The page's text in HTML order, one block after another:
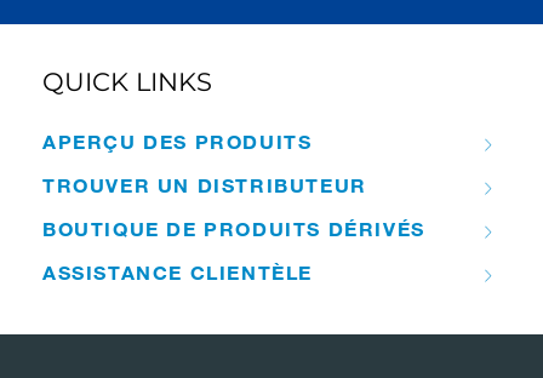
QUICK LINKS
APERÇU DES PRODUITS
TROUVER UN DISTRIBUTEUR
BOUTIQUE DE PRODUITS DÉRIVÉS
ASSISTANCE CLIENTÈLE